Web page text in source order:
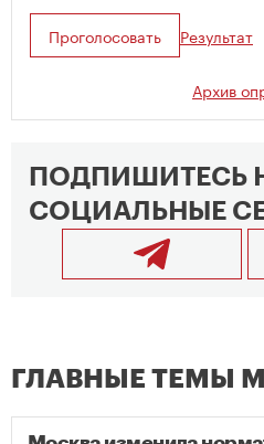
Проголосовать Результат
Архив
ПОДПИШИТЕСЬ
СОЦИАЛЬНЫЕ
ГЛАВНЫЕ ТЕМЫ